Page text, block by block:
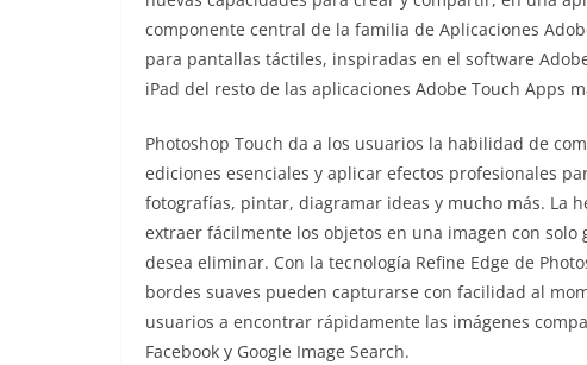
componente central de la familia de Aplicaciones
para pantallas táctiles, inspiradas en el software
iPad del resto de las aplicaciones Adobe Touch Apps
Photoshop Touch da a los usuarios la habilidad de
ediciones esenciales y aplicar efectos profesionales
fotografías, pintar, diagramar ideas y mucho más. La
extraer fácilmente los objetos en una imagen con
desea eliminar. Con la tecnología Refine Edge de
bordes suaves pueden capturarse con facilidad al
usuarios a encontrar rápidamente las imágenes
Facebook y Google Image Search.